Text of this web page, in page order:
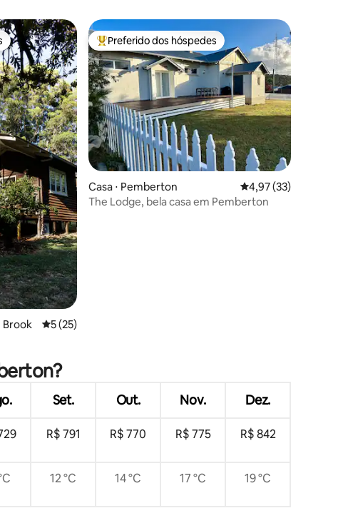
dos hóspedes
Brook 5 de uma avaliação média de 5, 25 avaliações
5 (25)
Entre os melhores preferidos dos hóspedes
Preferido dos hóspedes
Casa ⋅ Pemberton 4,97 de uma
4,97 (33)
The Lodge, bela casa em Pemberton
Set. Out. Nov. Dez.
R$ 791 R$ 770 R$ 775 R$ 842
12 °C 14 °C 17 °C 19 °C